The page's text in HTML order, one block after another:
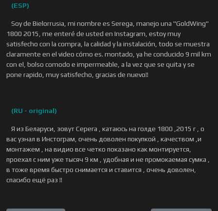
(ESP)
Soy de Bielorrusia, mi nombre es Serega, manejo una "GoldWing"
1800 2015, me enteré de usted en Instagram, estoy muy
satisfecho con la compra, la calidad y la instalación, todo se muestra
claramente en el video cómo es. montado, ya he conducido 9 mil km
con el, bolso comodo e impermeable, a la vez que se quita y se
pone rapido, muy satisfecho, gracias de nuevo!!
(RU - original)
Я из Беларуси, зовут Серега , катаюсь на голде 1800 ,2015 г , о
вас узнал в Инстограм, очень доволен покупкой , качеством ,и
монтажем , на видио все четко показано как монтируется,
проехал с ним уже тысяч 9 км , удобная и не промокаемая сумка ,
в тоже время быстро снимается и ставится , очень доволен,
спасибо ещё раз !!